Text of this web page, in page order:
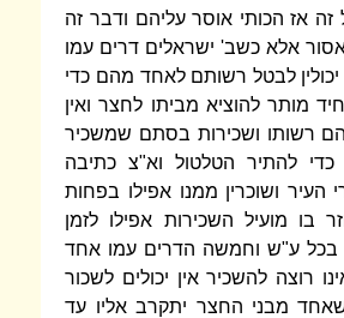
זה אז הכותי אוסר עליהם ודבר זה
אלא כשב' ישראלים דרים עמו
יכולין לבטל רשותם לאחד מהם כדי
מותר להוציא מביתו לחצר ואין
רשותו ושכירות בסתם שמשכיר
להתיר הטלטול וא"צ כתיבה
ושוכרין ממנו אפילו בפחות
בו מועיל השכירות אפילו לזמן
בכל ע"ש וחמשה הדרים עמו אחד
רוצה להשכיר אין יכולים לשכור
מבני החצר יתקרב אליו עד